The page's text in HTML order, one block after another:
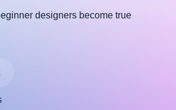
designers become true